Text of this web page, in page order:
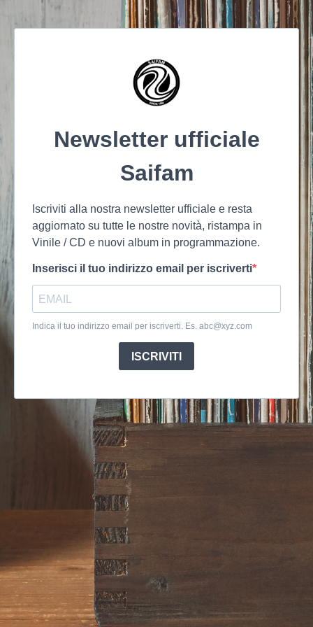
Newsletter ufficiale
Saifam
Iscriviti alla nostra newsletter ufficiale e resta
aggiornato su tutte le nostre novità, ristampa in
Vinile / CD e nuovi album in programmazione.
Inserisci il tuo indirizzo email per iscriverti
Indica il tuo indirizzo email per iscriverti. Es. abc@xyz.com
ISCRIVITI